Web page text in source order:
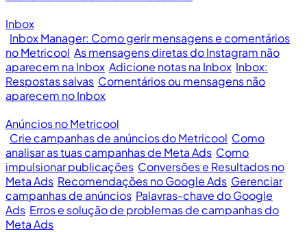
Inbox
Inbox Manager: Como gerir mensagens e comentários
no Metricool As mensagens diretas do Instagram não
aparecem na Inbox Adicione notas na Inbox Inbox:
Respostas salvas Comentários ou mensagens não
aparecem no Inbox
Anúncios no Metricool
Crie campanhas de anúncios do Metricool Como
analisar as tuas campanhas de Meta Ads Como
impulsionar publicações Conversões e Resultados no
Meta Ads Recomendações no Google Ads Gerenciar
campanhas de anúncios Palavras-chave do Google
Ads Erros e solução de problemas de campanhas do
Meta Ads